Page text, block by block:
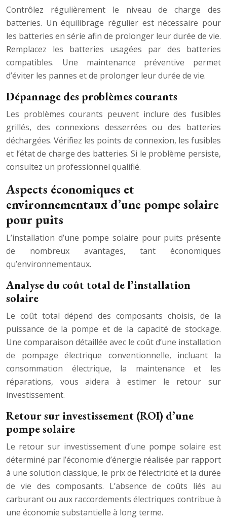
Contrôlez régulièrement le niveau de charge des
batteries. Un équilibrage régulier est nécessaire pour
les batteries en série afin de prolonger leur durée de vie.
Remplacez les batteries usagées par des batteries
compatibles. Une maintenance préventive permet
d’éviter les pannes et de prolonger leur durée de vie.
Dépannage des problèmes courants
Les problèmes courants peuvent inclure des fusibles
grillés, des connexions desserrées ou des batteries
déchargées. Vérifiez les points de connexion, les fusibles
et l’état de charge des batteries. Si le problème persiste,
consultez un professionnel qualifié.
Aspects économiques et
environnementaux d’une pompe solaire
pour puits
L’installation d’une pompe solaire pour puits présente
de nombreux avantages, tant économiques
qu’environnementaux.
Analyse du coût total de l’installation
solaire
Le coût total dépend des composants choisis, de la
puissance de la pompe et de la capacité de stockage.
Une comparaison détaillée avec le coût d’une installation
de pompage électrique conventionnelle, incluant la
consommation électrique, la maintenance et les
réparations, vous aidera à estimer le retour sur
investissement.
Retour sur investissement (ROI) d’une
pompe solaire
Le retour sur investissement d’une pompe solaire est
déterminé par l’économie d’énergie réalisée par rapport
à une solution classique, le prix de l’électricité et la durée
de vie des composants. L’absence de coûts liés au
carburant ou aux raccordements électriques contribue à
une économie substantielle à long terme.